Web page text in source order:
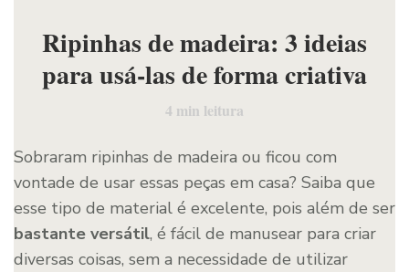
Ripinhas de madeira: 3 ideias
para usá-las de forma criativa
4 min leitura
Sobraram ripinhas de madeira ou ficou com
vontade de usar essas peças em casa? Saiba que
esse tipo de material é excelente, pois além de ser
bastante versátil, é fácil de manusear para criar
diversas coisas, sem a necessidade de utilizar